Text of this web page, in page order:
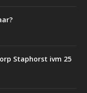
Staphorst ivm 25